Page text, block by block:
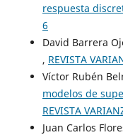
respuesta
6
David Barrera
, REVISTA
Víctor Rubén
modelos de
REVISTA
Juan Carlos